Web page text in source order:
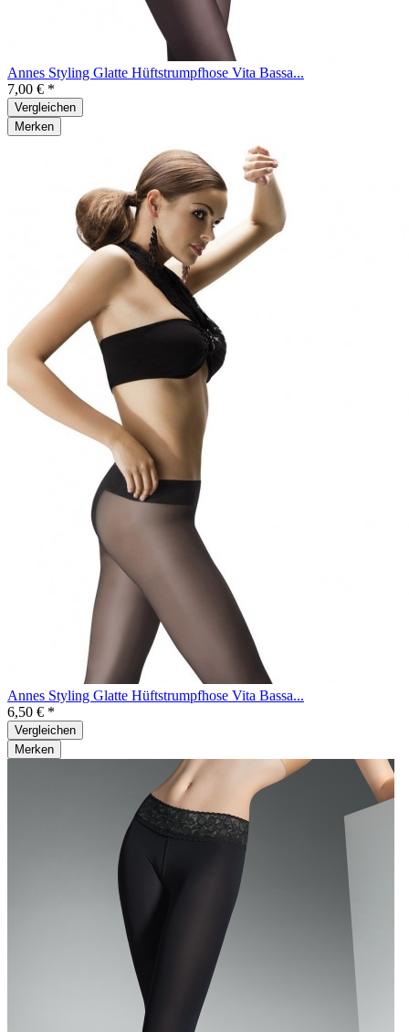
Annes Styling Glatte Hüftstrumpfhose Vita Bassa...
7,00 € *
Vergleichen
Merken
Annes Styling Glatte Hüftstrumpfhose Vita Bassa...
6,50 € *
Vergleichen
Merken